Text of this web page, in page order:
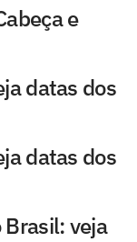
e
datas dos
datas dos
veja